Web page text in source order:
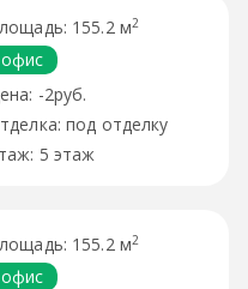
155.2 м2
офис
-2руб.
под отделку
5 этаж
155.2 м2
офис